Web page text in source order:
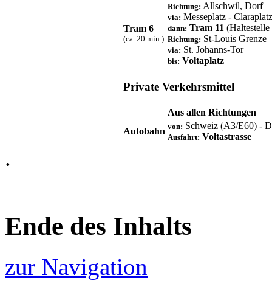
Tram 6
(ca. 20 min.)
Richtung: Allschwil, Dorf
via: Messeplatz -
dann: Tram 11(Haltestelle
Richtung: St-Louis Grenze
via: St. Johanns-Tor
bis: Voltaplatz
Private Verkehrsmittel
Aus allen Richtungen
Autobahn von: Schweiz (A3/E60) -
Ausfahrt: Voltastrasse
.
Ende des Inhalts
zur Navigation